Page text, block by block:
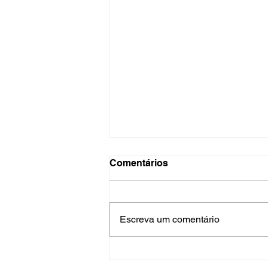
Comentários
Escreva um comentário